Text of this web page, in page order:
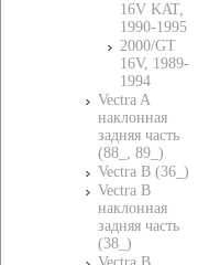
16V KAT,
1990-1995
2000/GT
16V, 1989-
1994
Vectra A
наклонная
задняя часть
(88_, 89_)
Vectra B (36_)
Vectra B
наклонная
задняя часть
(38_)